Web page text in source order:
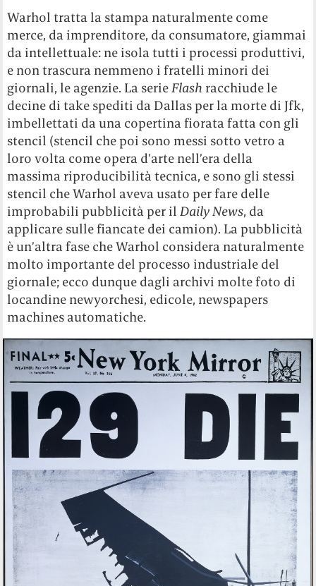
Warhol tratta la stampa naturalmente come
merce, da imprenditore, da consumatore, giammai
da intellettuale: ne isola tutti i processi produttivi,
e non trascura nemmeno i fratelli minori dei
giornali, le agenzie. La serieFlash racchiude le
decine di take spediti da Dallas per la morte di Jfk,
imbellettati da una copertina fiorata fatta con gli
stencil (stencil che poi sono messi sotto vetro a
loro volta come opera d’arte nell’era della
massima riproducibilità tecnica, e sono gli stessi
stencil che Warhol aveva usato per fare delle
improbabili pubblicità per ilDaily News, da
applicare sulle fiancate dei camion). La pubblicità
è un’altra fase che Warhol considera naturalmente
molto importante del processo industriale del
giornale; ecco dunque dagli archivi molte foto di
locandine newyorchesi, edicole, newspapers
machines automatiche.